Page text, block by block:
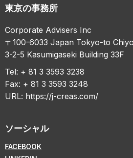
東京の事務所
Corporate Advisers Inc
〒100-6033 Japan Tokyo-to
3-2-5 Kasumigaseki Building 33F
Tel: + 81 3 3593 3238
Fax: + 81 3 3593 3248
URL: https://j-creas.com/
ソーシャル
FACEBOOK